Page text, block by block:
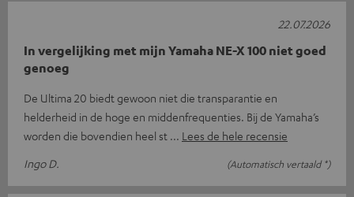
In vergelijking met mijn Yamaha NE-X 100 niet goed
genoeg
De Ultima 20 biedt gewoon niet die transparantie en
helderheid in de hoge en middenfrequenties. Bij de Yamaha’s
worden die bovendien heel st
Lees de hele recensie
Ingo D.
(Automatisch vertaald *)
22.07.2026